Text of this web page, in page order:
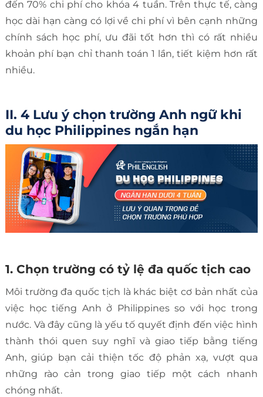
đến 70% chi phí cho khóa 4 tuần. Trên thực tế, càng
học dài hạn càng có lợi về chi phí vì bên cạnh những
chính sách học phí, ưu đãi tốt hơn thì có rất nhiều
khoản phí bạn chỉ thanh toán 1 lần, tiết kiệm hơn rất
nhiều.
II. 4 Lưu ý chọn trường Anh ngữ khi
du học Philippines ngắn hạn
1. Chọn trường có tỷ lệ đa quốc tịch cao
Môi trường đa quốc tịch là khác biệt cơ bản nhất của
việc học tiếng Anh ở Philippines so với học trong
nước. Và đây cũng là yếu tố quyết định đến việc hình
thành thói quen suy nghĩ và giao tiếp bằng tiếng
Anh, giúp bạn cải thiện tốc độ phản xạ, vượt qua
những rào cản trong giao tiếp một cách nhanh
chóng nhất.